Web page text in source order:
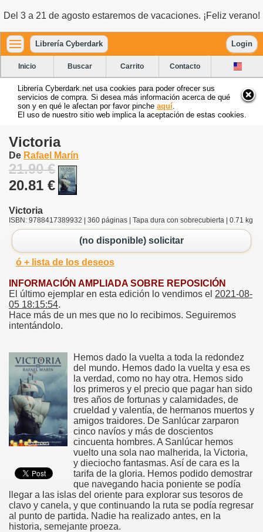
Del 3 a 21 de agosto estaremos de vacaciones. ¡Feliz verano!
Librería Cyberdark Login
Inicio Buscar Carrito Contacto
Librería Cyberdark.net usa cookies para poder ofrecer sus
servicios de compra. Si desea más información acerca de qué
son y en qué le afectan por favor pinche aquí
El uso de nuestro sitio web implica la aceptación de estas cookies.
Victoria
De Rafael Marín
21.90 €
20.81 €
Victoria
ISBN: 9788417389932 | 360 páginas | Tapa dura con sobrecubierta | 0.71 kg
(no disponible) solicitar
ó + lista de los deseos
INFORMACIÓN AMPLIADA SOBRE REPOSICIÓN
El último ejemplar en esta edición lo vendimos el 2021-08-
05 18:15:54.
Hace más de un mes que no lo recibimos. Seguiremos
intentándolo.
Hemos dado la vuelta a toda la redondez
del mundo. Hemos dado la vuelta y esa es
la verdad, como no hay otra. Hemos sido
los primeros y el precio que pagar han sido
tres años de fortunas y calamidades, de
crueldad y valentía, de hermanos muertos y
amigos traidores. De Sanlúcar zarparon
cinco navíos y más de doscientos
cincuenta hombres. A Sanlúcar hemos
vuelto una sola nao malherida, la Victoria,
y dieciocho fantasmas. Así de cara es la
tarifa de la gloria. Hemos podido demostrar
que navegando hacia poniente se podía
llegar a las islas del oriente para explorar sus tesoros de
clavo y canela, y que continuando la ruta se podía regresar
al punto de partida. Nadie ha realizado antes, en la
historia, semejante proeza.